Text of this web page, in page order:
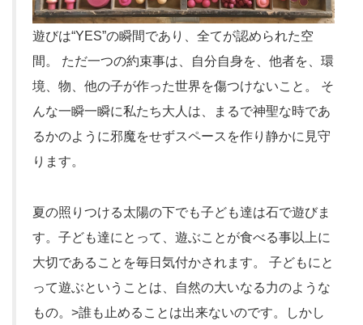
遊びは“YES”の瞬間であり、全てが認められた空
間。 ただ一つの約束事は、自分自身を、他者を、環
境、物、他の子が作った世界を傷つけないこと。 そ
んな一瞬一瞬に私たち大人は、まるで神聖な時であ
るかのように邪魔をせずスペースを作り静かに見守
ります。
夏の照りつける太陽の下でも子ども達は石で遊びま
す。子ども達にとって、遊ぶことが食べる事以上に
大切であることを毎日気付かされます。 子どもにと
って遊ぶということは、自然の大いなる力のような
もの。>誰も止めることは出来ないのです。しかし